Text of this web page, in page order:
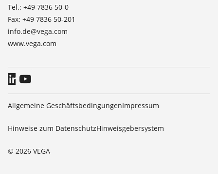
Blog
Tel.: +49 7836 50-0
Fax: +49 7836 50-201
info.de@vega.com
www.vega.com
© 2026 VEGA
Allgemeine GeschäftsbedingungenImpressum
Hinweise zum DatenschutzHinweisgebersystem